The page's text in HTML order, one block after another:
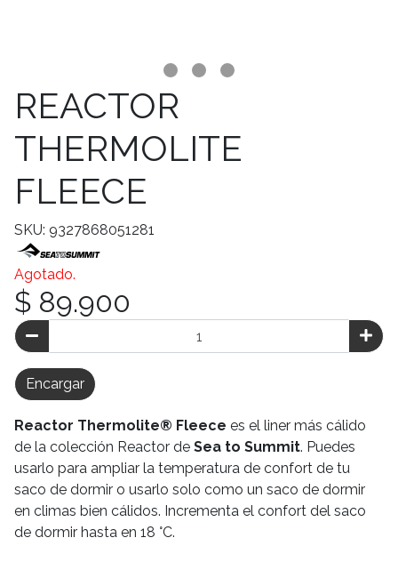
REACTOR
THERMOLITE
FLEECE
SKU: 9327868051281
Agotado.
$ 89.900
Encargar
Reactor Thermolite® Fleece es el liner más cálido
de la colección Reactor de Sea to Summit. Puedes
usarlo para ampliar la temperatura de confort de tu
saco de dormir o usarlo solo como un saco de dormir
en climas bien cálidos. Incrementa el confort del saco
de dormir hasta en 18 °C.